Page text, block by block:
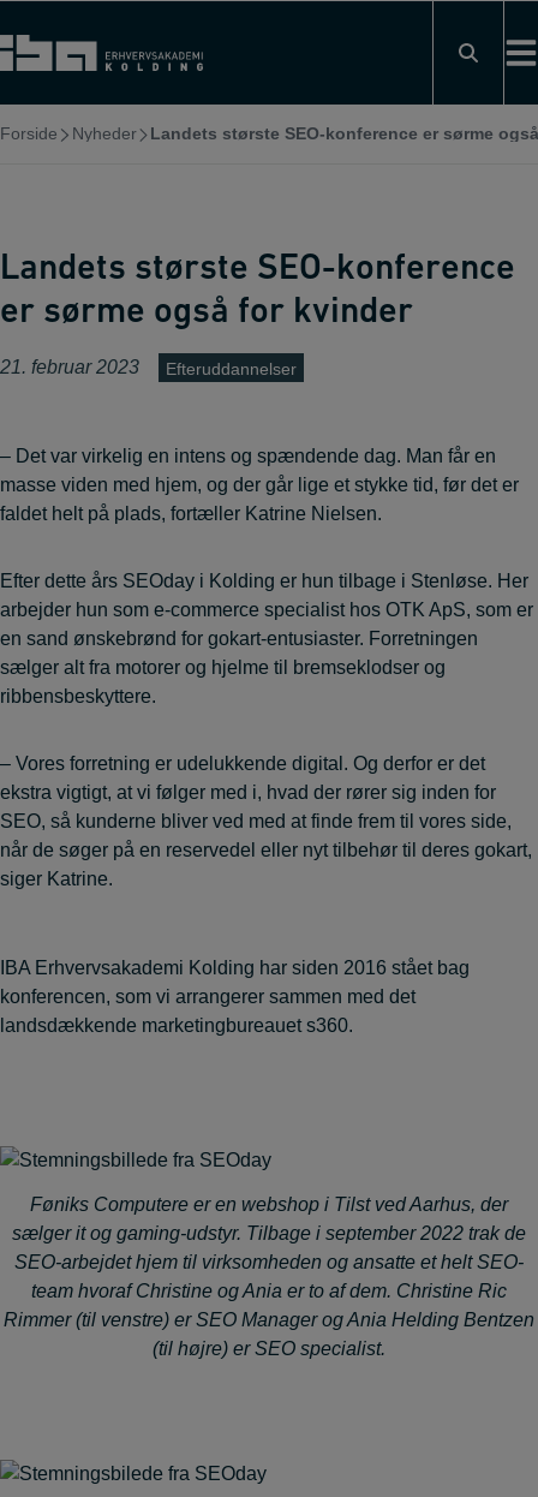
til
indholdet
Forside Nyheder Landets største SEO-konference er sørme
Landets største SEO-konference
er sørme også for kvinder
21. februar 2023 Efteruddannelser
– Det var virkelig en intens og spændende dag. Man får en
masse viden med hjem, og der går lige et stykke tid, før det er
faldet helt på plads, fortæller Katrine Nielsen.
Efter dette års SEOday i Kolding er hun tilbage i Stenløse. Her
arbejder hun som e-commerce specialist hos OTK ApS, som er
en sand ønskebrønd for gokart-entusiaster. Forretningen
sælger alt fra motorer og hjelme til bremseklodser og
ribbensbeskyttere.
– Vores forretning er udelukkende digital. Og derfor er det
ekstra vigtigt, at vi følger med i, hvad der rører sig inden for
SEO, så kunderne bliver ved med at finde frem til vores side,
når de søger på en reservedel eller nyt tilbehør til deres gokart,
siger Katrine.
IBA Erhvervsakademi Kolding har siden 2016 stået bag
konferencen, som vi arrangerer sammen med det
landsdækkende marketingbureauet s360.
Føniks Computere er en webshop i Tilst ved Aarhus, der
sælger it og gaming-udstyr. Tilbage i september 2022 trak de
SEO-arbejdet hjem til virksomheden og ansatte et helt SEO-
team hvoraf Christine og Ania er to af dem. Christine Ric
Rimmer (til venstre) er SEO Manager og Ania Helding Bentzen
(til højre) er SEO specialist.